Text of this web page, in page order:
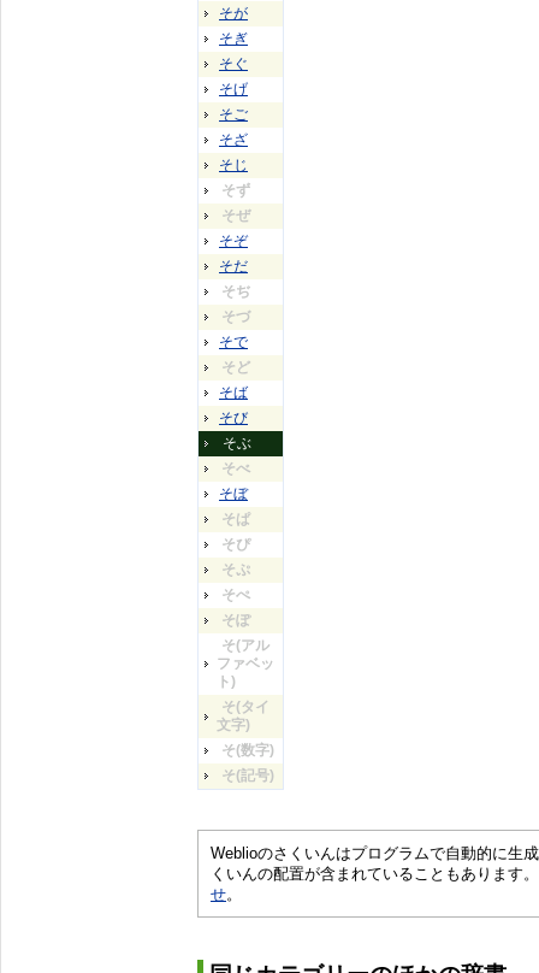
そが
そぎ
そぐ
そげ
そご
そざ
そじ
そず
そぜ
そぞ
そだ
そぢ
そづ
そで
そど
そば
そび
そぶ
そべ
そぼ
そぱ
そぴ
そぷ
そぺ
そぽ
そ(アル
ファベッ
ト)
そ(タイ
文字)
そ(数字)
そ(記号)
Weblioのさくいんはプログラムで自動的に生
くいんの配置が含まれていることもあります
せ。